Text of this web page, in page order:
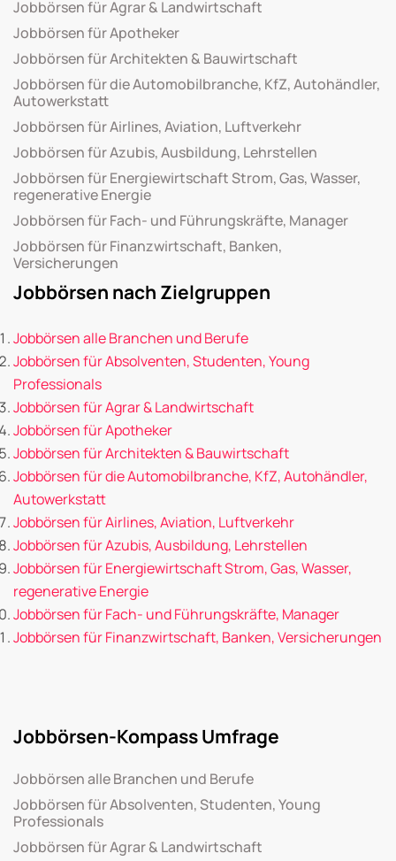
Jobbörsen für Agrar & Landwirtschaft
Jobbörsen für Apotheker
Jobbörsen für Architekten & Bauwirtschaft
Jobbörsen für die Automobilbranche, KfZ, Autohändler,
Autowerkstatt
Jobbörsen für Airlines, Aviation, Luftverkehr
Jobbörsen für Azubis, Ausbildung, Lehrstellen
Jobbörsen für Energiewirtschaft Strom, Gas, Wasser,
regenerative Energie
Jobbörsen für Fach- und Führungskräfte, Manager
Jobbörsen für Finanzwirtschaft, Banken,
Versicherungen
Jobbörsen nach Zielgruppen
Jobbörsen alle Branchen und Berufe
Jobbörsen für Absolventen, Studenten, Young
Professionals
Jobbörsen für Agrar & Landwirtschaft
Jobbörsen für Apotheker
Jobbörsen für Architekten & Bauwirtschaft
Jobbörsen für die Automobilbranche, KfZ, Autohändler,
Autowerkstatt
Jobbörsen für Airlines, Aviation, Luftverkehr
Jobbörsen für Azubis, Ausbildung, Lehrstellen
Jobbörsen für Energiewirtschaft Strom, Gas, Wasser,
regenerative Energie
Jobbörsen für Fach- und Führungskräfte, Manager
Jobbörsen für Finanzwirtschaft, Banken, Versicherungen
Jobbörsen-Kompass Umfrage
Jobbörsen alle Branchen und Berufe
Jobbörsen für Absolventen, Studenten, Young
Professionals
Jobbörsen für Agrar & Landwirtschaft